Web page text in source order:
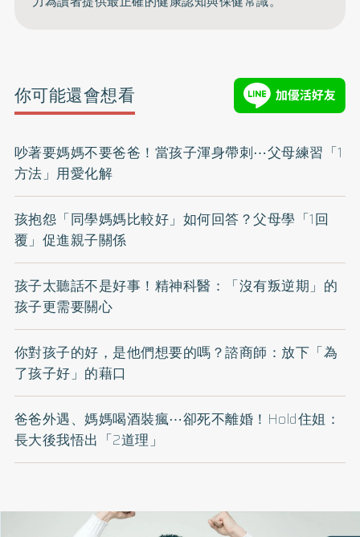
你可能還會想看
吵著要媽媽不要爸爸！當孩子渾身帶刺⋯父母練習「1
方法」用愛化解
孩抱怨「同學媽媽比較好」如何回答？父母學「1回
覆」促進親子關係
孩子太聽話不是好事！精神科醫：「沒有叛逆期」的
孩子更需要關心
你對孩子的好，是他們想要的嗎？諮商師：放下「為
了孩子好」的藉口
爸爸外遇、媽媽喝酒裝瘋⋯卻死不離婚！Hold住姐：
長大後我悟出「2道理」